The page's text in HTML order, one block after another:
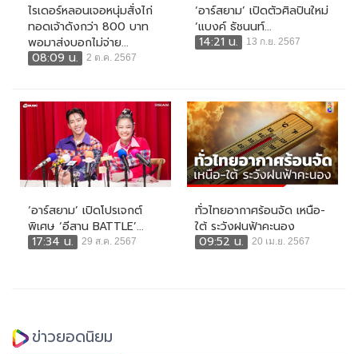
ไรเดอร์หลอนเจอหนุ่มสั่งไก่
ทอดเจ้าดังกว่า 800 บาท
พอมาส่งบอกไม่จ่าย...
08:09 น.
2 ต.ค. 2567
‘อาร์สยาม’ เปิดตัวศิลปินใหม่
‘แบงค์ ธัชนนท์...
14:21 น.
13 ก.ย. 2567
‘อาร์สยาม’ เปิดโปรเจกต์
พิเศษ ‘อีสาน BATTLE’...
17:34 น.
29 ส.ค. 2567
ทั่วไทยอากาศร้อนจัด เหนือ-
ใต้ ระวังฝนฟ้าคะนอง
09:52 น.
20 เม.ย. 2567
ข่าวยอดนิยม